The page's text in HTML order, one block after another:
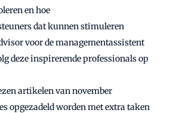
en hoe
dat kunnen stimuleren
voor de managementassistent
deze inspirerende professionals op
artikelen van november
opgezadeld worden met extra taken